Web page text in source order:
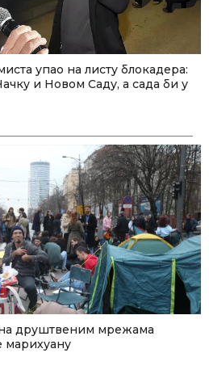
упао на листу блокадера:
и Новом Саду, а сада би у
друштвеним мрежама